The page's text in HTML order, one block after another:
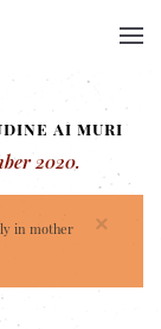
ai muri
2020.
×
in mother